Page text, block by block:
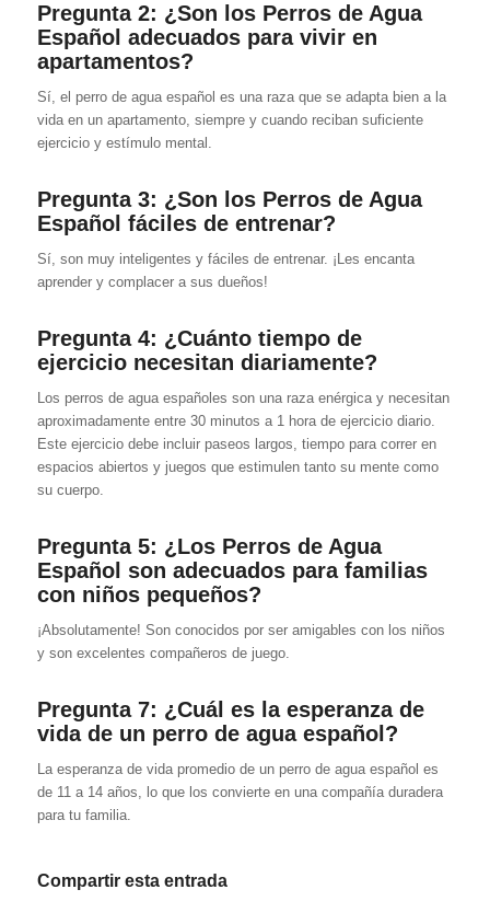
Pregunta 2: ¿Son los Perros de Agua
Español adecuados para vivir en
apartamentos?
Sí, el perro de agua español es una raza que se adapta bien a la
vida en un apartamento, siempre y cuando reciban suficiente
ejercicio y estímulo mental.
Pregunta 3: ¿Son los Perros de Agua
Español fáciles de entrenar?
Sí, son muy inteligentes y fáciles de entrenar. ¡Les encanta
aprender y complacer a sus dueños!
Pregunta 4: ¿Cuánto tiempo de
ejercicio necesitan diariamente?
Los perros de agua españoles son una raza enérgica y necesitan
aproximadamente entre 30 minutos a 1 hora de ejercicio diario.
Este ejercicio debe incluir paseos largos, tiempo para correr en
espacios abiertos y juegos que estimulen tanto su mente como
su cuerpo.
Pregunta 5: ¿Los Perros de Agua
Español son adecuados para familias
con niños pequeños?
¡Absolutamente! Son conocidos por ser amigables con los niños
y son excelentes compañeros de juego.
Pregunta 7: ¿Cuál es la esperanza de
vida de un perro de agua español?
La esperanza de vida promedio de un perro de agua español es
de 11 a 14 años, lo que los convierte en una compañía duradera
para tu familia.
Compartir esta entrada